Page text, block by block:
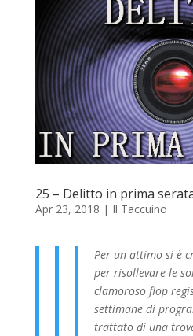
25 – Delitto in prima
Apr 23, 2018 | Il Taccuino
Per un attimo si è
per risollevare le
clamoroso flop
settimane di
trattato di una